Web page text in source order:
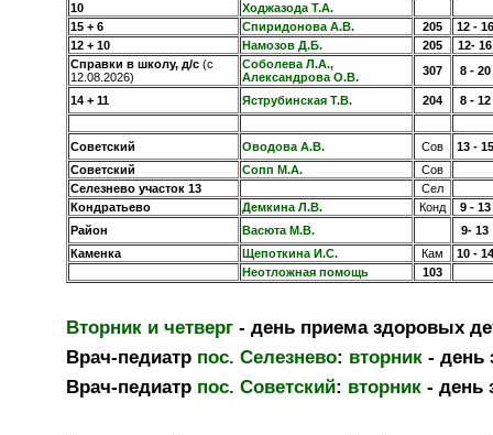
10
Ходжазода Т.А.
15 + 6
Спиридонова А.В. 205
12 - 16
12 + 10
Намозов Д.Б. 205
12- 16
Справки в школу, д/с (с
12.08.2026)
Соболева Л.А.,
Александрова О.В.
307 8 - 20
14 + 11 Яструбинская Т.В. 204 8 - 12
Советский Оводова А.В. Сов
13 - 15
Советский
Сопп М.А.
Сов
Селезнево участок 13
Сел
Кондратьево
Демкина Л.В. Конд
9 - 13
Район
Васюта М.В.
9- 13
Каменка
Щепоткина И.С. Кам
10 - 14
Неотложная помощь
103
Вторник и четверг - день приема здоровых
Врач-педиатр пос. Селезнево: вторник - день
Врач-педиатр пос. Советский: вторник - день